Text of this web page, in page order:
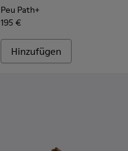
Peu Path+
195 €
Hinzufügen